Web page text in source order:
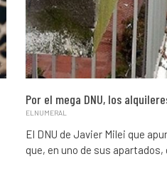
Por el mega DNU, los
ELNUMERAL
El DNU de Javier Milei que
que, en uno de sus apartados,